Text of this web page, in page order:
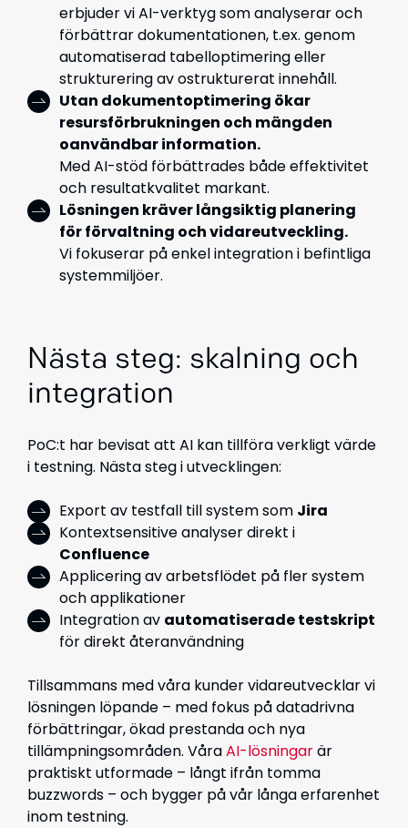
erbjuder vi AI-verktyg som analyserar och
förbättrar dokumentationen, t.ex. genom
automatiserad tabelloptimering eller
strukturering av ostrukturerat innehåll.
Utan dokumentoptimering ökar
resursförbrukningen och mängden
oanvändbar information.
Med AI-stöd förbättrades både effektivitet
och resultatkvalitet markant.
Lösningen kräver långsiktig planering
för förvaltning och vidareutveckling.
Vi fokuserar på enkel integration i befintliga
systemmiljöer.
Nästa steg: skalning och
integration
PoC:t har bevisat att AI kan tillföra verkligt värde
i testning. Nästa steg i utvecklingen:
Export av testfall till system som Jira
Kontextsensitive analyser direkt i
Confluence
Applicering av arbetsflödet på fler system
och applikationer
Integration av automatiserade testskript
för direkt återanvändning
Tillsammans med våra kunder vidareutvecklar vi
lösningen löpande – med fokus på datadrivna
förbättringar, ökad prestanda och nya
tillämpningsområden. VåraAI-lösningarär
praktiskt utformade – långt ifrån tomma
buzzwords – och bygger på vår långa erfarenhet
inom testning.